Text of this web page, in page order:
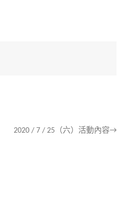
2020 / 7 / 25（六）活動內容→